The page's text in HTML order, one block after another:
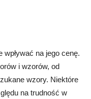
na jego cenę.
i wzorów, od
wzory. Niektóre
na trudność w